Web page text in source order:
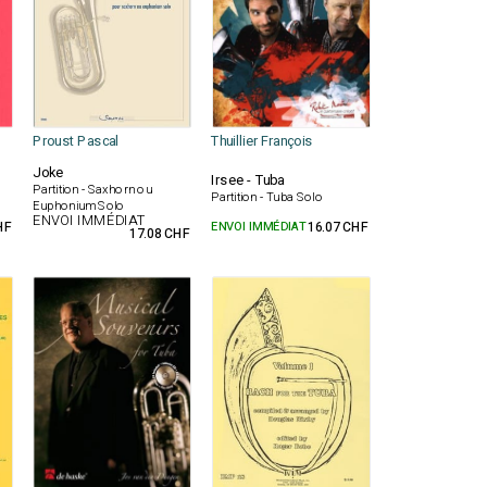
Proust Pascal Thuillier François
Joke
Partition - Saxhorn ou
Euphonium Solo
Irsee - Tuba
Partition - Tuba Solo
ENVOI IMMÉDIAT
17.08 CHF ENVOI IMMÉDIAT16.07 CHF